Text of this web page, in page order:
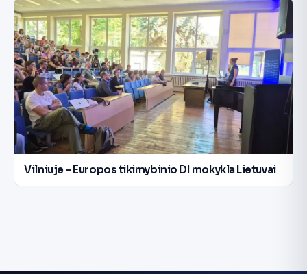
Vilniuje – Europos tikimybinio DI mokykla Lietuvai